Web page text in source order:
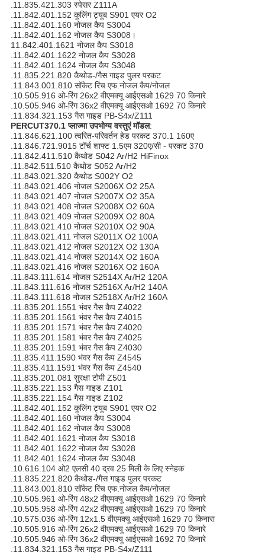
.11.835.421.303 स्पेसर Z111A
.11.842.401.152 कूलिंग ट्यूब S901 एयर O2
.11.842.401.160 नोजल कैप S3004
.11.842.401.162 नोजल कैप S3008।
11.842.401.1621 नोजल कैप S3018
.11.842.401.1622 नोजल कैप S3028
.11.842.401.1624 नोजल कैप S3048
.11.835.221.820 कैथोड-/गैस गाइड पुलर परकट
.11.843.001.810 सॉकेट रिंच एफ.नोजल कैप/नोजल
.10.505.916 ओ-रिंग 26x2 वीएमक्यू आईएसओ 1629 70 किनारे
.10.505.946 ओ-रिंग 36x2 वीएमक्यू आईएसओ 1692 70 किनारे
.11.834.321.153 गैस गाइड PB-S4x/Z111
PERCUT370.1 प्लाज्मा उपभोग्य वस्तुएं मॉडल:
.11.846.621.100 त्वरित-परिवर्तन हेड परकट 370.1 160ए
.11.846.721.9015 टॉर्च शाफ्ट 1.5एम 320ए/सी - परकट 370
.11.842.411.510 कैथोड S042 Ar/H2 HiFinox
.11.842.511.510 कैथोड S052 Ar/H2
.11.843.021.320 कैथोड S002Y O2
.11.843.021.406 नोजल S2006X O2 25A
.11.843.021.407 नोजल S2007X O2 35A
.11.843.021.408 नोजल S2008X O2 60A
.11.843.021.409 नोजल S2009X O2 80A
.11.843.021.410 नोजल S2010X O2 90A
.11.843.021.411 नोजल S2011X O2 100A
.11.843.021.412 नोजल S2012X O2 130A
.11.843.021.414 नोजल S2014X O2 160A
.11.843.021.416 नोजल S2016X O2 160A
.11.843.111.614 नोजल S2514X Ar/H2 120A
.11.843.111.616 नोजल S2516X Ar/H2 140A
.11.843.111.618 नोजल S2518X Ar/H2 160A
.11.835.201.1551 भंवर गैस कैप Z4022
.11.835.201.1561 भंवर गैस कैप Z4015
.11.835.201.1571 भंवर गैस कैप Z4020
.11.835.201.1581 भंवर गैस कैप Z4025
.11.835.201.1591 भंवर गैस कैप Z4030
.11.835.411.1590 भंवर गैस कैप Z4545
.11.835.411.1591 भंवर गैस कैप Z4540
.11.835.201.081 सुरक्षा टोपी Z501
.11.835.221.153 गैस गाइड Z101
.11.835.221.154 गैस गाइड Z102
.11.842.401.152 कूलिंग ट्यूब S901 एयर O2
.11.842.401.160 नोजल कैप S3004
.11.842.401.162 नोजल कैप S3008
.11.842.401.1621 नोजल कैप S3018
.11.842.401.1622 नोजल कैप S3028
.11.842.401.1624 नोजल कैप S3048
.10.616.104 ओ2 एलसी 40 द्रव 25 मिली के लिए स्नेहक
.11.835.221.820 कैथोड-/गैस गाइड पुलर परकट
.11.843.001.810 सॉकेट रिंच एफ.नोजल कैप/नोजल
.10.505.961 ओ-रिंग 48x2 वीएमक्यू आईएसओ 1629 70 किनारे
.10.505.958 ओ-रिंग 42x2 वीएमक्यू आईएसओ 1629 70 किनारे
.10.575.036 ओ-रिंग 12x1.5 वीएमक्यू आईएसओ 1629 70 किनारा
.10.505.916 ओ-रिंग 26x2 वीएमक्यू आईएसओ 1629 70 किनारे
.10.505.946 ओ-रिंग 36x2 वीएमक्यू आईएसओ 1692 70 किनारे
.11.834.321.153 गैस गाइड PB-S4x/Z111